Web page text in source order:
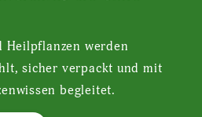
Heilpflanzen werden
sicher verpackt und mit
begleitet.